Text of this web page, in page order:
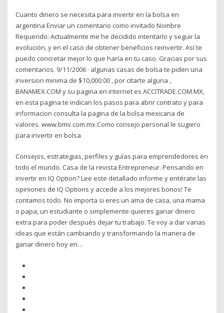
Cuanto dinero se necesita para invertir en la bolsa en
argentina Enviar un comentario como invitado Nombre
Requerido: Actualmente me he decidido intentarlo y seguir la
evolución, y en el caso de obtener beneficios reinvertir. Así te
puedo concretar mejor lo que haría en tu caso. Gracias por sus
comentarios. 9/11/2006 · algunas casas de bolsa te piden una
inversion minima de $10,000.00 , por citarte alguna ,
BANAMEX.COM y su pagina en internet es ACCITRADE.COM.MX,
en esta pagina te indican los pasos para abrir contrato y para
informacion consulta la pagina de la bolsa mexicana de
valores. www.bmv.com.mx.Como consejo personal le sugiero
para invertir en bolsa
Consejos, estrategias, perfiles y guías para emprendedores en
todo el mundo. Casa de la revista Entrepreneur. Pensando en
invertir en IQ Option? Lee este detallado informe y entérate las
opiniones de IQ Options y accede a los mejores bonos! Te
contamos todo. No importa si eres un ama de casa, una mama
o papa, un estudiante o simplemente quieres ganar dinero
extra para poder después dejar tu trabajo. Te voy a dar varias
ideas que están cambiando y transformando la manera de
ganar dinero hoy en…